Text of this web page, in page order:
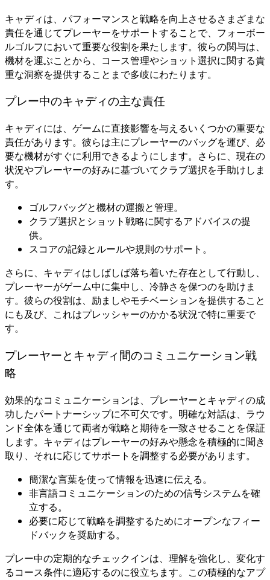
キャディは、パフォーマンスと戦略を向上させるさまざまな
責任を通じてプレーヤーをサポートすることで、フォーボー
ルゴルフにおいて重要な役割を果たします。彼らの関与は、
機材を運ぶことから、コース管理やショット選択に関する貴
重な洞察を提供することまで多岐にわたります。
プレー中のキャディの主な責任
キャディには、ゲームに直接影響を与えるいくつかの重要な
責任があります。彼らは主にプレーヤーのバッグを運び、必
要な機材がすぐに利用できるようにします。さらに、現在の
状況やプレーヤーの好みに基づいてクラブ選択を手助けしま
す。
ゴルフバッグと機材の運搬と管理。
クラブ選択とショット戦略に関するアドバイスの提
供。
スコアの記録とルールや規則のサポート。
さらに、キャディはしばしば落ち着いた存在として行動し、
プレーヤーがゲーム中に集中し、冷静さを保つのを助けま
す。彼らの役割は、励ましやモチベーションを提供すること
にも及び、これはプレッシャーのかかる状況で特に重要で
す。
プレーヤーとキャディ間のコミュニケーション戦
略
効果的なコミュニケーションは、プレーヤーとキャディの成
功したパートナーシップに不可欠です。明確な対話は、ラウ
ンド全体を通じて両者が戦略と期待を一致させることを保証
します。キャディはプレーヤーの好みや懸念を積極的に聞き
取り、それに応じてサポートを調整する必要があります。
簡潔な言葉を使って情報を迅速に伝える。
非言語コミュニケーションのための信号システムを確
立する。
必要に応じて戦略を調整するためにオープンなフィー
ドバックを奨励する。
プレー中の定期的なチェックインは、理解を強化し、変化す
るコース条件に適応するのに役立ちます。この積極的なアプ